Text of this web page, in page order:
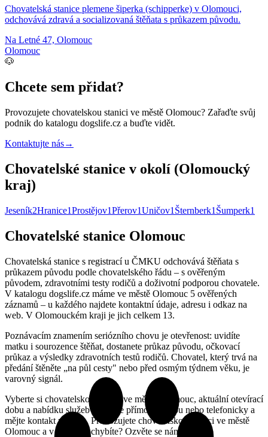
Chovatelská stanice plemene šiperka (schipperke) v Olomouci,
odchovává zdravá a socializovaná štěňata s průkazem původu.
Na Letné 47, Olomouc
Olomouc
🐶
Chcete sem přidat?
Provozujete chovatelskou stanici ve městě Olomouc? Zařaďte svůj
podnik do katalogu dogslife.cz a buďte vidět.
Kontaktujte nás→
Chovatelské stanice v okolí (Olomoucký
kraj)
Jeseník2Hranice1Prostějov1Přerov1Uničov1 Šternberk1 Šumperk1
Chovatelské stanice Olomouc
Chovatelská stanice s registrací u ČMKU odchovává štěňata s
průkazem původu podle chovatelského řádu – s ověřeným
původem, zdravotními testy rodičů a doživotní podporou chovatele.
V katalogu dogslife.cz máme ve městě Olomouc 5 ověřených
záznamů – u každého najdete kontaktní údaje, adresu i odkaz na
web. V Olomouckém kraji je jich celkem 13.
Poznávacím znamením seriózního chovu je otevřenost: uvidíte
matku i sourozence štěňat, dostanete průkaz původu, očkovací
průkaz a výsledky zdravotních testů rodičů. Chovatel, který trvá na
předání štěněte „na půl cesty" nebo před osmým týdnem věku, je
varovný signál.
Vyberte si chovatelskou stanici ve městě Olomouc, aktuální otevírací
dobu a nabídku služeb si ověřte přímo na webu nebo telefonicky a
mějte kontakt po ruce. Provozujete chovatelskou stanici ve městě
Olomouc a v katalogu chybíte? Ozvěte se nám.